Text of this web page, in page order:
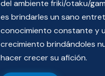
del ambiente friki/otaku/
es brindarles un sano
conocimiento constante y
crecimiento brindándoles
hacer crecer su afición.